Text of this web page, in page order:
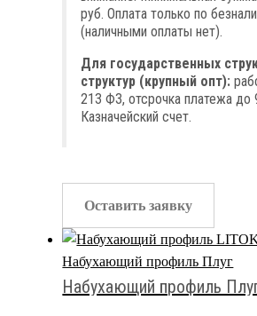
руб. Оплата только по
(наличными оплаты нет).
Для государственных
структур (крупный опт):
213 ФЗ, отсрочка платежа до
Казначейский счет.
Оставить заявку
Набухающий профиль Плуг
Набухающий профиль